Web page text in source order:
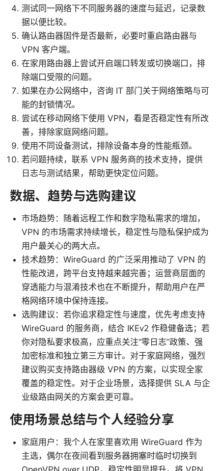
测试同一网络下不同服务器的速度与延迟，记录数
据以便比较。
确认路由器固件是否最新，必要时重启路由器与
VPN 客户端。
在家用路由器上尝试开启端口转发或切换端口，排
除端口受限的问题。
如果在办公网络中，咨询 IT 部门关于网络策略与可
能的封锁情况。
尝试在移动网络下使用 VPN，看是否稳定性有所改
善，排除家庭网络问题。
使用不同设备测试，排除设备本身的性能瓶颈。
若问题持续，联系 VPN 服务商的技术支持，提供
日志与测试结果，帮助更快定位问题。
数据、趋势与选购建议
市场趋势：随着远程工作和数字隐私需求的增加，
VPN 的市场需求持续增长，稳定性与隐私保护成为
用户最关心的两大点。
技术趋势：WireGuard 的广泛采用推动了 VPN 的
性能改进，跨平台支持越来越完善；运营商层面的
穿透能力与混淆技术也在不断提升，帮助用户在严
格网络环境中保持连接。
选购建议：若你追求稳定性与速度，优先考虑支持
WireGuard 的服务商，结合 IKEv2 作稳健备选；若
你对隐私要求极高，应重点关注“零日志”政策、强
加密标准和独立第三方审计。对于家庭网络，强烈
建议购买支持路由器级 VPN 的方案，以实现全家
覆盖的稳定性。对于企业场景，选择提供 SLA 与企
业级路由网关的方案会更可靠。
使用场景总结与个人经验分享
家庭用户：我个人在家里喜欢用 WireGuard 作为
主选，偶尔在夜间看到服务器拥塞时临时切换到